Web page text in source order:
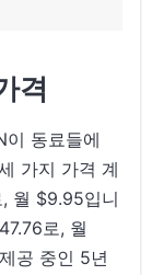
격
동료들에
가지 가격 계
월 $9.95입니
로, 월
공 중인 5년